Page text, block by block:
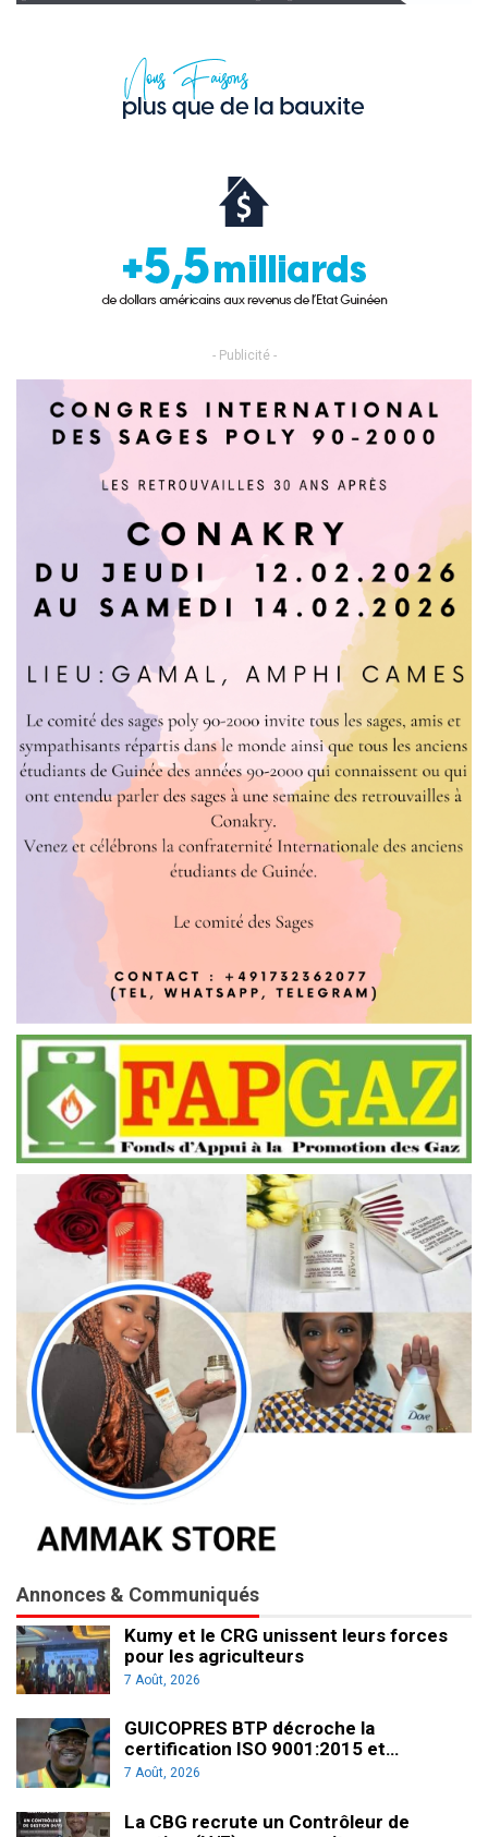
- Publicité -
Annonces & Communiqués
Kumy et le CRG unissent leurs forces
pour les agriculteurs
7 Août, 2026
GUICOPRES BTP décroche la
certification ISO 9001:2015 et…
7 Août, 2026
La CBG recrute un Contrôleur de